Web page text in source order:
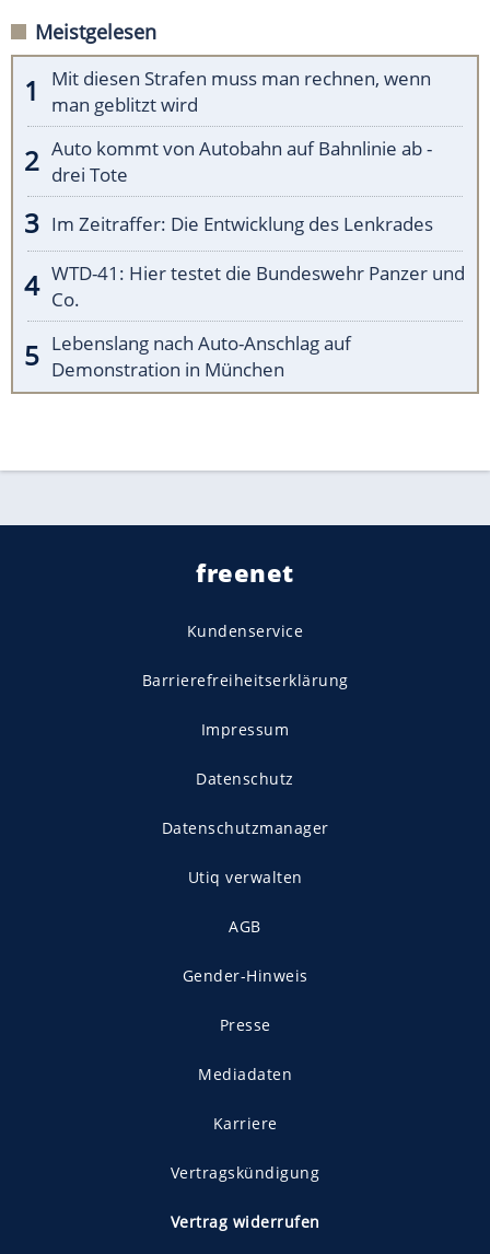
Meistgelesen
Mit diesen Strafen muss man rechnen, wenn
man geblitzt wird
Auto kommt von Autobahn auf Bahnlinie ab -
drei Tote
Im Zeitraffer: Die Entwicklung des Lenkrades
WTD-41: Hier testet die Bundeswehr Panzer und
Co.
Lebenslang nach Auto-Anschlag auf
Demonstration in München
freenet
Kundenservice
Barrierefreiheitserklärung
Impressum
Datenschutz
Datenschutzmanager
Utiq verwalten
AGB
Gender-Hinweis
Presse
Mediadaten
Karriere
Vertragskündigung
Vertrag widerrufen